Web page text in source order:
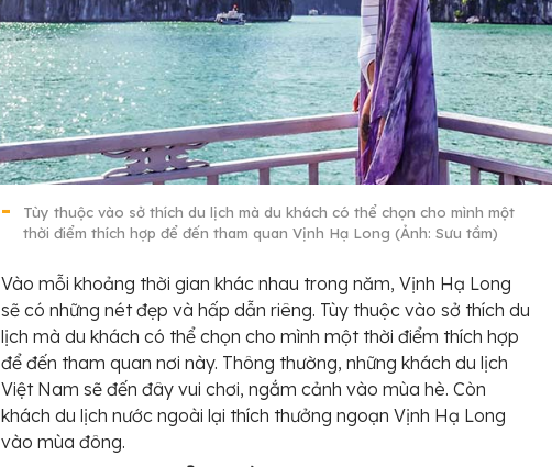
Tùy thuộc vào sở thích du lịch mà du khách có thể chọn cho mình một
thời điểm thích hợp để đến tham quan Vịnh Hạ Long (Ảnh: Sưu tầm)
Vào mỗi khoảng thời gian khác nhau trong năm, Vịnh Hạ Long
sẽ có những nét đẹp và hấp dẫn riêng. Tùy thuộc vào sở thích du
lịch mà du khách có thể chọn cho mình một thời điểm thích hợp
để đến tham quan nơi này. Thông thường, những khách du lịch
Việt Nam sẽ đến đây vui chơi, ngắm cảnh vào mùa hè. Còn
khách du lịch nước ngoài lại thích thưởng ngoạn Vịnh Hạ Long
vào mùa đông.